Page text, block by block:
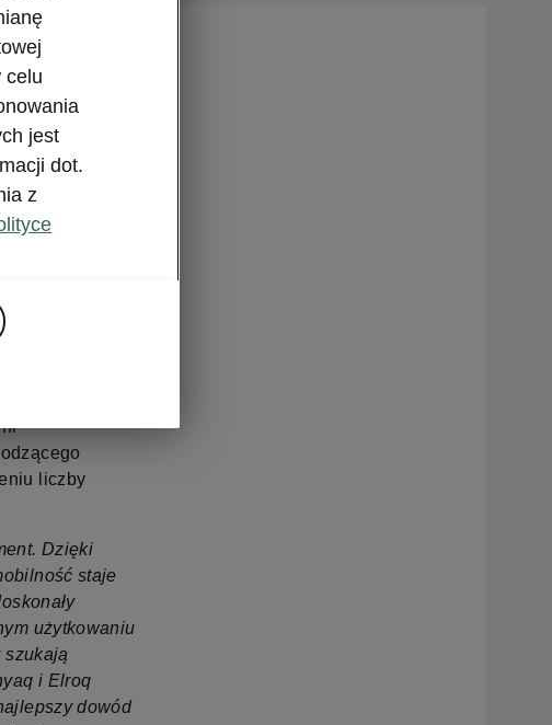
rozpoczęła
modelu
w ramach
Hiszpanii.
w
poza
z
na
liczby
Dzięki
staje
użytkowaniu
szukają
i Elroq
dowód
celu
jest
dot.
z